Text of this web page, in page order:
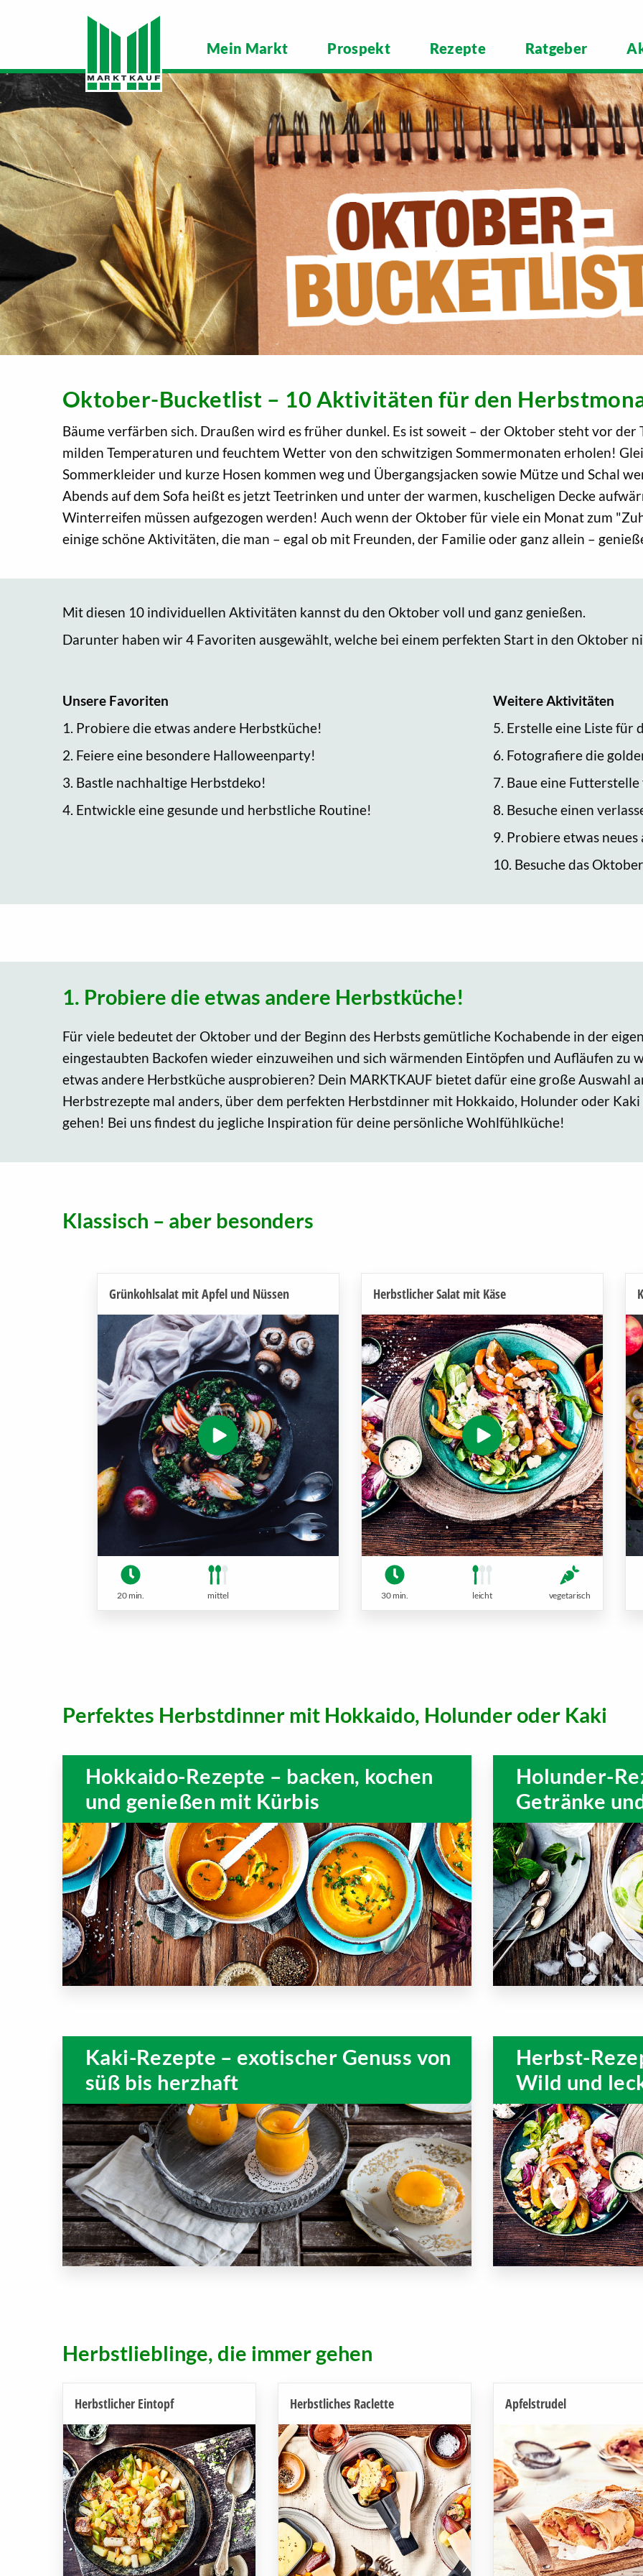
Mein Markt Prospekt Rezepte Ratgeber
Oktober-Bucketlist – 10 Aktivitäten für den
Bäume verfärben sich. Draußen wird es früher dunkel. Es ist soweit – der Oktober steht vor
milden Temperaturen und feuchtem Wetter von den schwitzigen Sommermonaten erholen!
Sommerkleider und kurze Hosen kommen weg und Übergangsjacken sowie Mütze und Schal
Abends auf dem Sofa heißt es jetzt Teetrinken und unter der warmen, kuscheligen Decke
Winterreifen müssen aufgezogen werden! Auch wenn der Oktober für viele ein Monat zum
einige schöne Aktivitäten, die man – egal ob mit Freunden, der Familie oder ganz allein –
Mit diesen 10 individuellen Aktivitäten kannst du den Oktober voll und ganz genießen.
Darunter haben wir 4 Favoriten ausgewählt, welche bei einem perfekten Start in den Oktober
Unsere Favoriten
1. Probiere die etwas andere Herbstküche!
2. Feiere eine besondere Halloweenparty!
3. Bastle nachhaltige Herbstdeko!
4. Entwickle eine gesunde und herbstliche Routine!
Weitere Aktivitäten
5. Erstelle eine Liste für
6. Fotografiere die
7. Baue eine
8. Besuche einen
9. Probiere etwas neues
10. Besuche das
1. Probiere die etwas andere Herbstküche!
Für viele bedeutet der Oktober und der Beginn des Herbsts gemütliche Kochabende in der
eingestaubten Backofen wieder einzuweihen und sich wärmenden Eintöpfen und Aufläufen zu
etwas andere Herbstküche ausprobieren? Dein MARKTKAUF bietet dafür eine große Auswahl
Herbstrezepte mal anders, über dem perfekten Herbstdinner mit Hokkaido, Holunder oder
gehen! Bei uns findest du jegliche Inspiration für deine persönliche Wohlfühlküche!
Klassisch – aber besonders
Grünkohlsalat mit Apfel und Nüssen
20 min. mittel
Herbstlicher Salat mit Käse
30 min. leicht vegetarisch
Perfektes Herbstdinner mit Hokkaido, Holunder oder Kaki
Hokkaido-Rezepte – backen, kochen
und genießen mit Kürbis
Holunder-
Getränke
Kaki-Rezepte – exotischer Genuss von
süß bis herzhaft
Herbst-
Wild und
Herbstlieblinge, die immer gehen
Herbstlicher Eintopf Herbstliches Raclette Apfelstrudel